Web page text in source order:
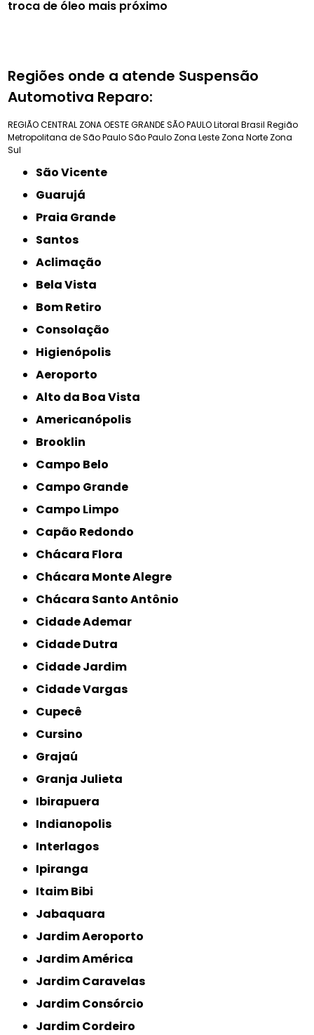
troca de óleo mais próximo
Regiões onde a atende Suspensão
Automotiva Reparo:
REGIÃO CENTRAL ZONA OESTEGRANDE SÃO PAULOLitoral Brasil Região
Metropolitana de São PauloSão Paulo Zona Leste Zona Norte Zona
Sul
São Vicente
Guarujá
Praia Grande
Santos
Aclimação
Bela Vista
Bom Retiro
Consolação
Higienópolis
Aeroporto
Alto da Boa Vista
Americanópolis
Brooklin
Campo Belo
Campo Grande
Campo Limpo
Capão Redondo
Chácara Flora
Chácara Monte Alegre
Chácara Santo Antônio
Cidade Ademar
Cidade Dutra
Cidade Jardim
Cidade Vargas
Cupecê
Cursino
Grajaú
Granja Julieta
Ibirapuera
Indianopolis
Interlagos
Ipiranga
Itaim Bibi
Jabaquara
Jardim Aeroporto
Jardim América
Jardim Caravelas
Jardim Consórcio
Jardim Cordeiro